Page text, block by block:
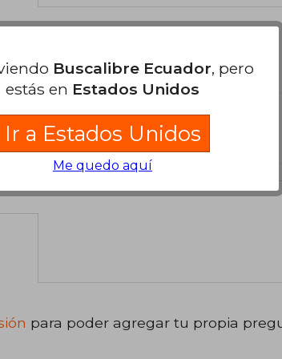
para poder agregar tu propia
Buscalibre Ecuador, pero
estás en Estados Unidos
Ir a Estados Unidos
Me quedo aquí